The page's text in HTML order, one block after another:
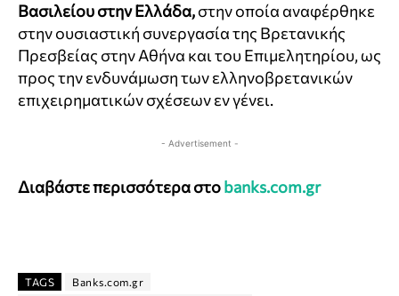
Βασιλείου στην Ελλάδα,στην οποία αναφέρθηκε
στην ουσιαστική συνεργασία της Βρετανικής
Πρεσβείας στην Αθήνα και του Επιμελητηρίου, ως
προς την ενδυνάμωση των ελληνοβρετανικών
επιχειρηματικών σχέσεων εν γένει.
- Advertisement -
Διαβάστε περισσότερα στοbanks.com.gr
TAGS
Banks.com.gr